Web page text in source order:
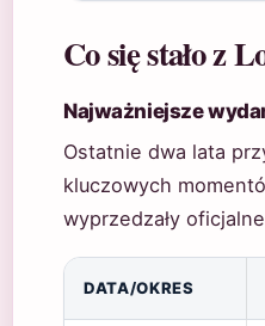
Co się stało z
Najważniejsze
Ostatnie dwa lata
kluczowych
wyprzedzały
DATA/OKRES